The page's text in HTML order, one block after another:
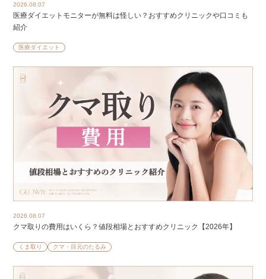
2026.08.07
医療ダイエットモニターが無料は怪しい？おすすめクリニックや口コミも
紹介
医療ダイエット
2026.08.07
クマ取りの費用はいくら？値段相場とおすすめクリニック【2026年】
くま取り クマ・目元のたるみ